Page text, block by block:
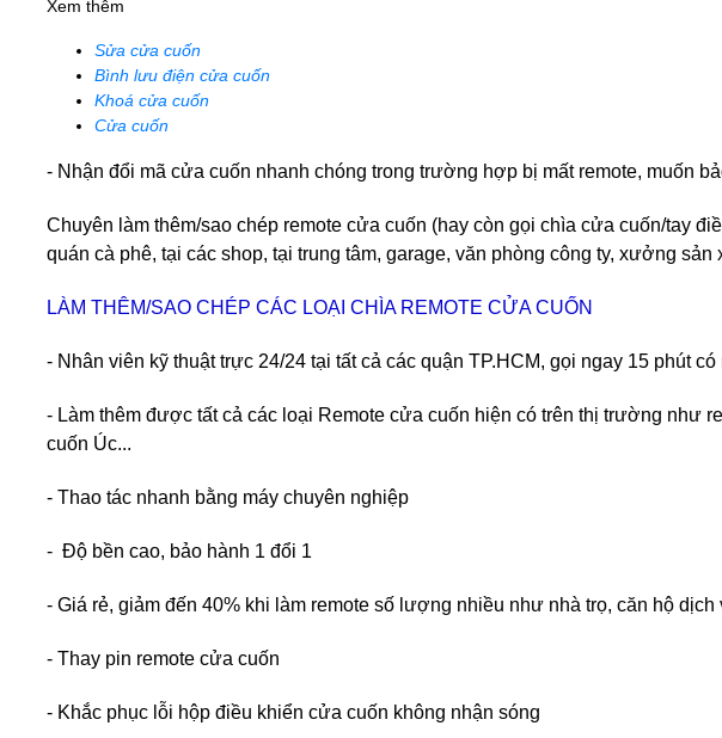
Xem thêm
Sửa cửa cuốn
Bình lưu điện cửa cuốn
Khoá cửa cuốn
Cửa cuốn
- Nhận đổi mã cửa cuốn nhanh chóng trong trường hợp bị mất remote, muốn
Chuyên làm thêm/sao chép remote cửa cuốn (hay còn gọi chìa cửa cuốn/tay
quán cà phê, tại các shop, tại trung tâm, garage, văn phòng công ty, xưởng sản
LÀM THÊM/SAO CHÉP CÁC LOẠI CHÌA REMOTE CỬA CUỐN
- Nhân viên kỹ thuật trực 24/24 tại tất cả các quận TP.HCM, gọi ngay 15 phút có
- Làm thêm được tất cả các loại Remote cửa cuốn hiện có trên thị trường như
cuốn Úc...
- Thao tác nhanh bằng máy chuyên nghiệp
- Độ bền cao, bảo hành 1 đổi 1
- Giá rẻ, giảm đến 40% khi làm remote số lượng nhiều như nhà trọ, căn hộ
- Thay pin remote cửa cuốn
- Khắc phục lỗi hộp điều khiển cửa cuốn không nhận sóng